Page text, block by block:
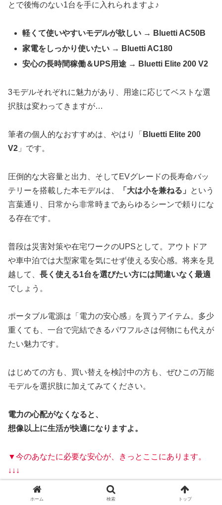
とで後悔のない1台を手に入れられますよ♪
軽くて使いやすいモデルが欲しい → Bluetti AC50B
家電をしっかり使いたい → Bluetti AC180
安心の長時間稼働＆UPS用途 → Bluetti Elite 200 V2
3モデルそれぞれに魅力があり、用途に応じてベストな選
択肢は変わってきますが…
筆者の個人的なおすすめは、やはり「 Bluetti Elite 200
V2 」です。
圧倒的な大容量と出力、そしてEVグレードの長寿命バッ
テリーを搭載した本モデルは、
「大は小を兼ねる」
という
言葉通り、日常から非常時まであらゆるシーンで頼りにな
る存在です。
普段は災害対策や在宅ワークのUPSとして。アウトドア
や車中泊では大型家電を気にせず使える安心感。将来を見
越して、 長く使える1台を選びたい方には間違いなく最適
でしょう。
ポータブル電源は「電力の安心感」を買うアイテム。多少
重くても、一台で完結できるパワフルさは何物にも代えが
たい魅力です。
はじめての方も、買い替えを検討中の方も、ぜひこの万能
モデルを選択肢に加えてみてください。
電力の心配がなくなると、
想像以上に生活が快適になりますよ。
▼今のあなたに必要な安心が、きっとここにあります。
↓↓↓
BLUETTI全品1000円OFF
この記事限定、1000円のクーポンをお使いください。
ホーム 検索 トップ